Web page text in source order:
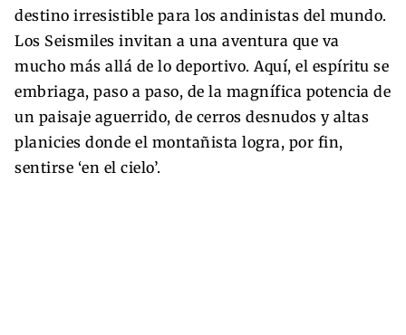
destino irresistible para los andinistas del mundo.
Los Seismiles invitan a una aventura que va
mucho más allá de lo deportivo. Aquí, el espíritu se
embriaga, paso a paso, de la magnífica potencia de
un paisaje aguerrido, de cerros desnudos y altas
planicies donde el montañista logra, por fin,
sentirse ‘en el cielo’.